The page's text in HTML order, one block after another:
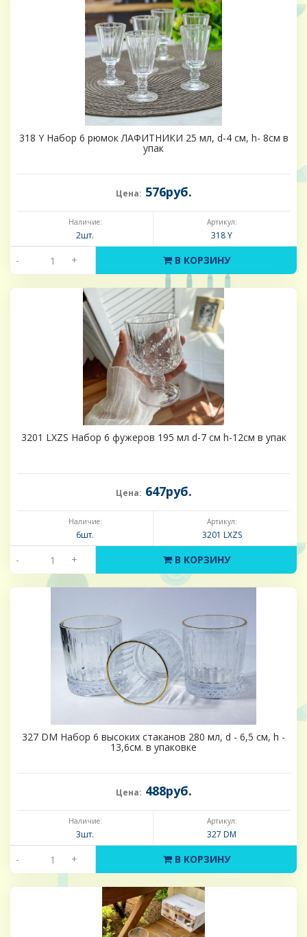
318 Y Набор 6 рюмок ЛАФИТНИКИ 25 мл, d-4 см, h- 8см в
упак
Цена: 576руб.
Наличие:
2шт.
Артикул:
318 Y
- + В КОРЗИНУ
3201 LXZS Набор 6 фужеров 195 мл d-7 см h-12см в упак
Цена: 647руб.
Наличие:
6шт.
Артикул:
3201 LXZS
- + В КОРЗИНУ
327 DM Набор 6 высоких стаканов 280 мл, d - 6,5 см, h -
13,6см. в упаковке
Цена: 488руб.
Наличие:
3шт.
Артикул:
327 DM
- + В КОРЗИНУ